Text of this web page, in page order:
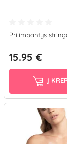
Prilimpantys
15.95 €
Į